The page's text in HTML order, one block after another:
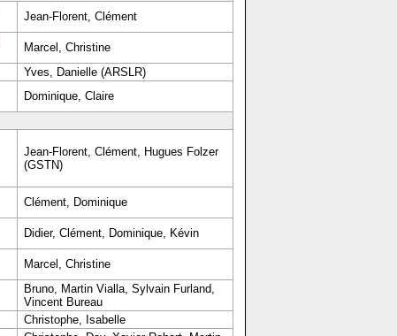
Jean-Florent, Clément
Marcel, Christine
Yves, Danielle (ARSLR)
Dominique, Claire
Jean-Florent, Clément, Hugues Folzer
(GSTN)
Clément, Dominique
Didier, Clément, Dominique, Kévin
Marcel, Christine
Bruno, Martin Vialla, Sylvain Furland,
Vincent Bureau
Christophe, Isabelle